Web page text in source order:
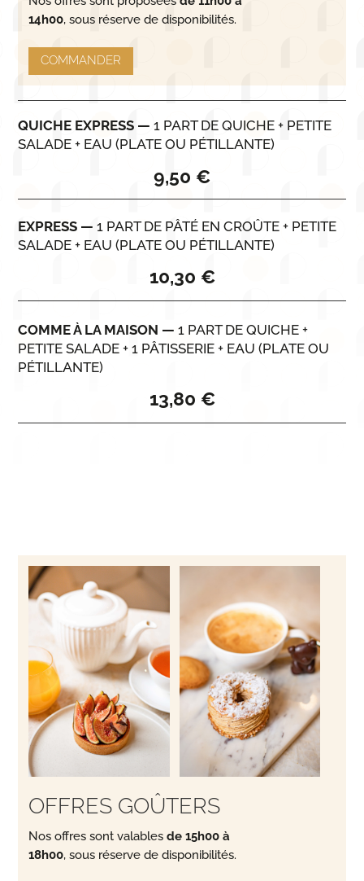
14h00, sous réserve de disponibilités.
COMMANDER
QUICHE EXPRESS —1 PART DE QUICHE + PETITE
SALADE + EAU (PLATE OU PÉTILLANTE)
9,50 €
EXPRESS — 1 PART DE PÂTÉ EN CROÛTE + PETITE
SALADE + EAU(PLATE OU PÉTILLANTE)
10,30 €
COMME À LA MAISON — 1 PART DE QUICHE +
PETITE SALADE + 1 PÂTISSERIE + EAU(PLATE OU
PÉTILLANTE)
13,80 €
OFFRES GOÛTERS
Nos offres sont valablesde 15h00 à
18h00, sous réserve de disponibilités.